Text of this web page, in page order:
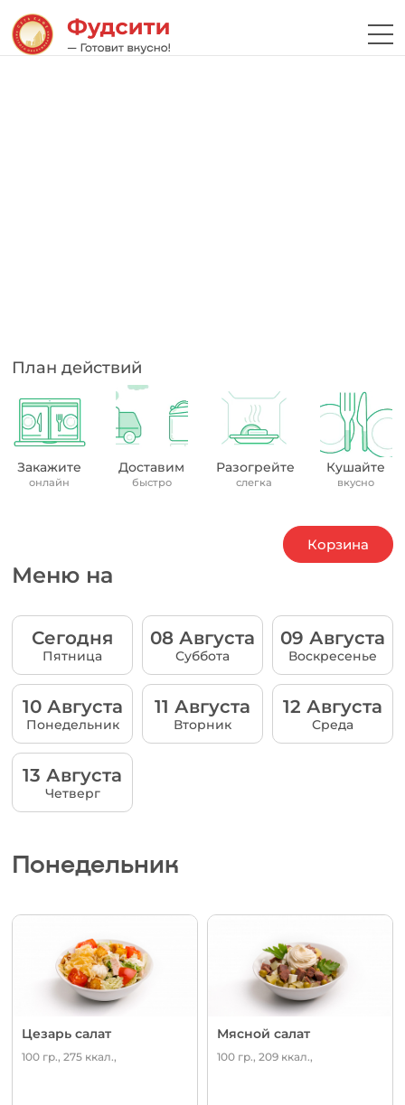
План действий
Закажите
онлайн
Доставим
быстро
Разогрейте
слегка
Кушайте
вкусно
Меню на
Сегодня
Пятница
08 Августа
Суббота
09 Августа
Воскресенье
10 Августа
Понедельник
11 Августа
Вторник
12 Августа
Среда
13 Августа
Четверг
Понедельник
Цезарь салат
100 гр., 275 ккал.,
Мясной салат
100 гр., 209 ккал.,
Корзина